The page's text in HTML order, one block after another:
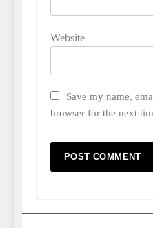
Website
Save my name,
browser for the next